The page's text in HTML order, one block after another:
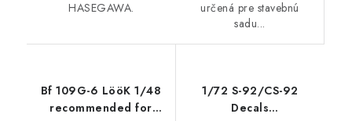
HASEGAWA.
určená pre stavebnú
sadu...
Bf 109G-6 LööK 1/48
recommended for
1/72 S-92/CS-92
Decals